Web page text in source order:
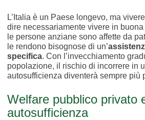
L’Italia è un Paese longevo, ma
dire necessariamente vivere in buona
le persone anziane sono affette da
le rendono bisognose di un’
specifica. Con l’invecchiamento
popolazione, il rischio di incorrere in
autosufficienza diventerà sempre più
Welfare pubblico privato
autosufficienza